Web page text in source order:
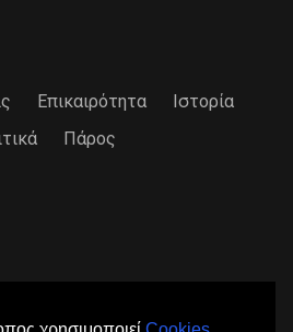
Επικαιρότητα
Ιστορία
Πάρος